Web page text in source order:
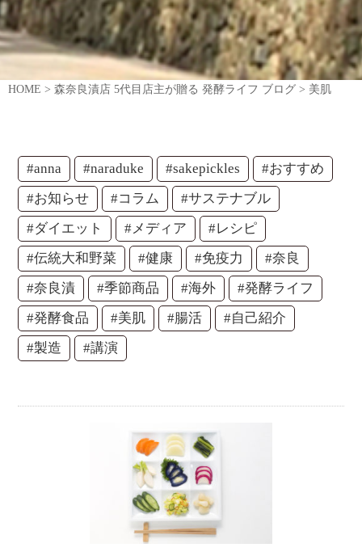
HOME > 森奈良漬店 5代目店主が贈る 発酵ライフ ブログ > 美肌
#anna #naraduke #sakepickles
#おすすめ
#お知らせ
#コラム
#サステナブル
#ダイエット
#メディア
#レシピ
#伝統大和野菜
#健康 #免疫力
#奈良
#奈良漬
#季節商品 #海外
#発酵ライフ
#発酵食品
#美肌 #腸活
#自己紹介
#製造
#講演